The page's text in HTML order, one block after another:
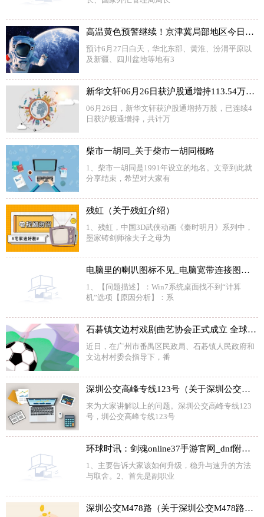
高温黄色预警继续！京津冀局部地区今日最高温或达40℃以上 天天微动态
预计6月27日白天，华北东部、黄淮、汾渭平原以
及新疆、四川盆地等地有3
新华文轩06月26日获沪股通增持113.54万股|当前报道
06月26日，新华文轩获沪股通增持万股，已连续4
日获沪股通增持，共计万
柴市一胡同_关于柴市一胡同概略
1、柴市一胡同是1991年设立的地名。文章到此就
分享结束，希望对大家有
残虹（关于残虹介绍）
1、残虹，中国3D武侠动画《秦时明月》系列中，
墨家铸剑师徐夫子之母为
电脑里的喇叭图标不见_电脑宽带连接图标不见
1、【问题描述】：Win7系统桌面找不到“计算
机”选项【原因分析】：系
石碁镇文边村戏剧曲艺协会正式成立 全球今头条
近日，在广州市番禺区民政局、石碁镇人民政府和
文边村村委会指导下，番
深圳公交高峰专线123号（关于深圳公交高峰专线123号介绍）
来为大家讲解以上的问题。深圳公交高峰专线123
号，圳公交高峰专线123号
环球时讯：剑魂online37手游官网_dnf附魔师快速升级
1、主要告诉大家该如何升级，稳升与速升的方法
与取舍。2、首先是副职业
深圳公交M478路（关于深圳公交M478路介绍） 动态焦点